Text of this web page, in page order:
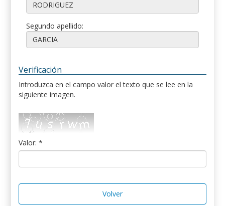
Segundo apellido:
Verificación
Introduzca en el campo valor el texto que se lee en la
siguiente imagen.
Valor: *
Volver